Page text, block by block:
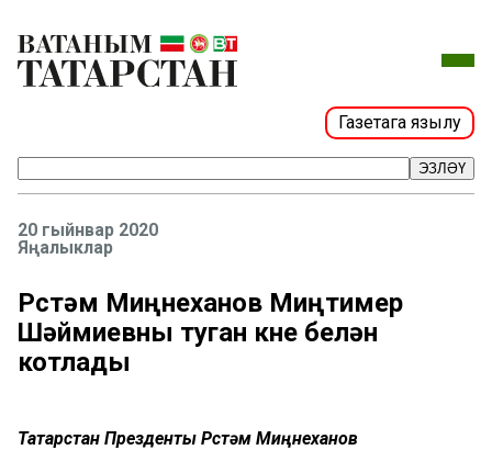
Газетага язылу
ЭЗЛӘҮ
20 гыйнвар 2020
Яңалыклар
Рөстәм Миңнеханов Миңтимер
Шәймиевны туган көне белән
котлады
Татарстан Презденты Рөстәм Миңнеханов